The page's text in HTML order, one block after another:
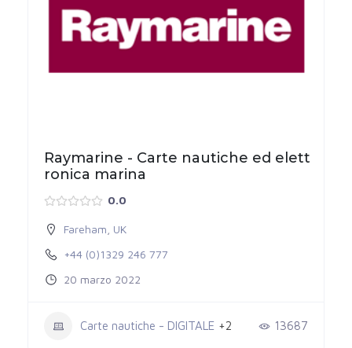
Raymarine - Carte nautiche ed elett
ronica marina
0.0
Fareham UK
+44 (0)1329 246 777
20 marzo 2022
Carte nautiche - DIGITALE +2 13687